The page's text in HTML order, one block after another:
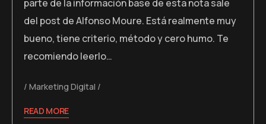
parte de la información base de esta nota sale
del post de Alfonso Moure. Está realmente muy
bueno, tiene criterio, método y cero humo. Te
recomiendo leerlo…
Marketing Digital
READ MORE